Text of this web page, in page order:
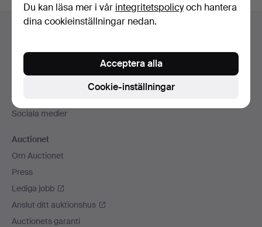
Sidfotsnavigation
Sociala medier
Auctionet
Om Auctionet
Press
Lediga jobb
Anslut ditt auktionshus
Auctionets garanti
Du kan läsa mer i vår integritetspolicyoch hantera
dina cookieinställningar nedan.
Cookie-inställningar
Acceptera alla